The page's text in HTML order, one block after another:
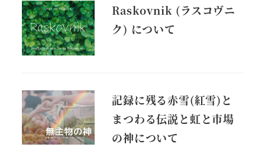
Raskovnik (ラスコヴニ
ク) について
記録に残る赤雪(紅雪)と
まつわる伝説と虹と市場
の神について